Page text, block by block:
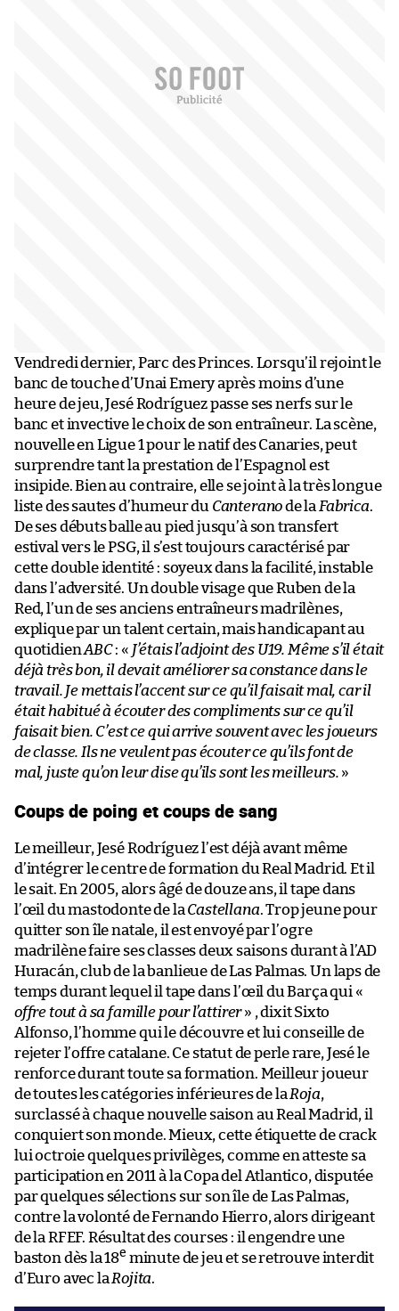
Vendredi dernier, Parc des Princes. Lorsqu’il rejoint le
banc de touche d’Unai Emery après moins d’une
heure de jeu, Jesé Rodríguez passe ses nerfs sur le
banc et invective le choix de son entraîneur. La scène,
nouvelle en Ligue 1 pour le natif des Canaries, peut
surprendre tant la prestation de l’Espagnol est
insipide. Bien au contraire, elle se joint à la très longue
liste des sautes d’humeur du Canteranode la Fabrica.
De ses débuts balle au pied jusqu’à son transfert
estival vers le PSG, il s’est toujours caractérisé par
cette double identité : soyeux dans la facilité, instable
dans l’adversité. Un double visage que Ruben de la
Red, l’un de ses anciens entraîneurs madrilènes,
explique par un talent certain, mais handicapant au
quotidienABC: « J’étais l’adjoint des U19. Même s’il était
déjà très bon, il devait améliorer sa constance dans le
travail. Je mettais l’accent sur ce qu’il faisait mal, car il
était habitué à écouter des compliments sur ce qu’il
faisait bien. C’est ce qui arrive souvent avec les joueurs
de classe. Ils ne veulent pas écouter ce qu’ils font de
mal, juste qu’on leur dise qu’ils sont les meilleurs. »
Coups de poing et coups de sang
Le meilleur, Jesé Rodríguez l’est déjà avant même
d’intégrer le centre de formation du Real Madrid. Et il
le sait. En 2005, alors âgé de douze ans, il tape dans
l’œil du mastodonte de la Castellana. Trop jeune pour
quitter son île natale, il est envoyé par l’ogre
madrilène faire ses classes deux saisons durant à l’AD
Huracán, club de la banlieue de Las Palmas. Un laps de
temps durant lequel il tape dans l’œil du Barça qui «
offre tout à sa famille pour l’attirer» , dixit Sixto
Alfonso, l’homme qui le découvre et lui conseille de
rejeter l’offre catalane. Ce statut de perle rare, Jesé le
renforce durant toute sa formation. Meilleur joueur
de toutes les catégories inférieures de la Roja,
surclassé à chaque nouvelle saison au Real Madrid, il
conquiert son monde. Mieux, cette étiquette de crack
lui octroie quelques privilèges, comme en atteste sa
participation en 2011 à la Copa del Atlantico, disputée
par quelques sélections sur son île de Las Palmas,
contre la volonté de Fernando Hierro, alors dirigeant
de la RFEF. Résultat des courses : il engendre une
baston dès la 18e minute de jeu et se retrouve interdit
d’Euro avec la Rojita.